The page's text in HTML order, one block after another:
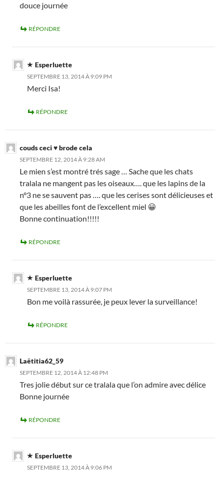
douce journée
RÉPONDRE
Esperluette
SEPTEMBRE 13, 2014 À 9:09 PM
Merci Isa!
RÉPONDRE
couds ceci ♥ brode cela
SEPTEMBRE 12, 2014 À 9:28 AM
Le mien s’est montré trés sage … Sache que les chats
tralala ne mangent pas les oiseaux…. que les lapins de la
n°3 ne se sauvent pas …. que les cerises sont délicieuses et
que les abeilles font de l’excellent miel 😀
Bonne continuation!!!!!
RÉPONDRE
Esperluette
SEPTEMBRE 13, 2014 À 9:07 PM
Bon me voilà rassurée, je peux lever la surveillance!
RÉPONDRE
Laëtitia62_59
SEPTEMBRE 12, 2014 À 12:48 PM
Tres jolie début sur ce tralala que l’on admire avec délice
Bonne journée
RÉPONDRE
Esperluette
SEPTEMBRE 13, 2014 À 9:06 PM